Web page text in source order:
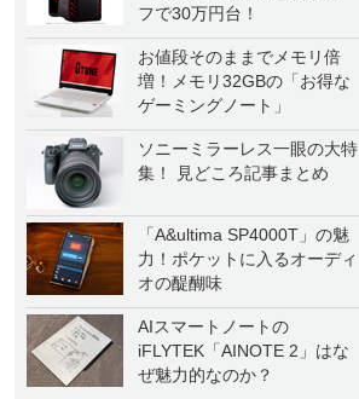
フで30万円台！
お値段そのままでメモリ倍
増！メモリ32GBの「お得な
ゲーミングノート」
ソニーミラーレス一眼の大特
集！ 見どころ記事まとめ
「A&ultima SP4000T」の魅
力！ポケットに入るオーディ
オの醍醐味
AIスマートノートの
iFLYTEK「AINOTE 2」はな
ぜ魅力的なのか？